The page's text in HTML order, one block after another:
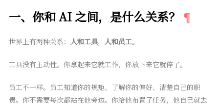
一、你和 AI 之间，是什么关系？
世界上有两种关系： 人和工具， 人和员工。
工具没有主动性。你拿起来它就工作，你放下来它就停了。
员工不一样。员工知道你的规矩、了解你的偏好、清楚自己的职
责。你不需要每次都站在他旁边。你给他布置了任务，他自己就去